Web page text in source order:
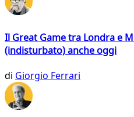
Il Great Game tra Londra e
(indisturbato) anche oggi
di Giorgio Ferrari